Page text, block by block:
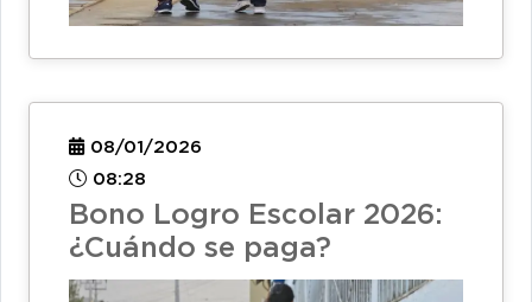
08/01/2026
08:28
Bono Logro Escolar 2026:
¿Cuándo se paga?